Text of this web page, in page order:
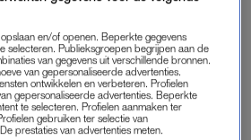
jij het belangrijkste nieuws meepakt.
in het volledige verhaal, klik dan
dubbeltjes, maar je krijgt
stuk (en je steunt de journalistiek).
en/of openen. Beperkte gegevens
selecteren. Publieksgroepen begrijpen aan de
van gegevens uit verschillende bronnen.
van gepersonaliseerde advertenties.
ontwikkelen en verbeteren. Profielen
gepersonaliseerde advertenties. Beperkte
te selecteren. Profielen aanmaken ter
gebruiken ter selectie van
prestaties van advertenties meten.